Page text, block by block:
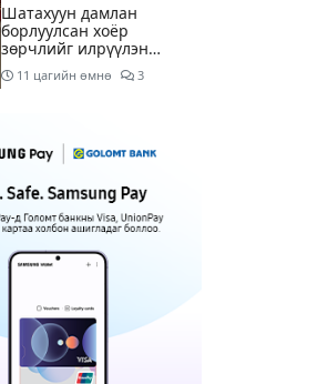
Шатахуун дамлан
борлуулсан хоёр
зөрчлийг илрүүлэн
шалгаж байна
11 цагийн өмнө 3
хүртэлх цаг агаарын
урьдчилсан төлөв
13 цагийн өмнө
Шатахуун дамлаж байгаа
асуудалд ТЕГ-аас
холбогдох мэдээллийн
ажиллагааг эрчимжүүлж
байна
Аялал жуулчлалын
компанийн